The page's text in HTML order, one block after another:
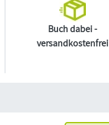
Buch dabei -
versandkostenfrei